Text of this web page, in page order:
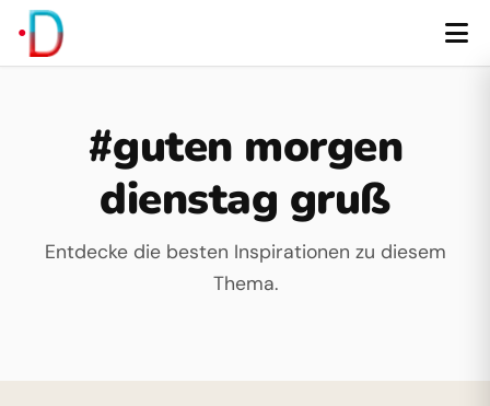
#guten morgen
dienstag gruß
Entdecke die besten Inspirationen zu diesem
Thema.